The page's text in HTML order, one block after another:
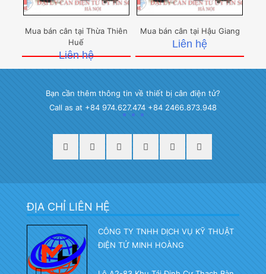
Mua bán cân tại Thừa Thiên
Huế
Liên hệ
Mua bán cân tại Hậu Giang
Liên hệ
Bạn cần thêm thông tin về thiết bị cân điện tử?
Call as at +84 974.627.474 +84 2466.873.948
ĐỊA CHỈ LIÊN HỆ
CÔNG TY TNHH DỊCH VỤ KỸ THUẬT
ĐIỆN TỬ MINH HOÀNG